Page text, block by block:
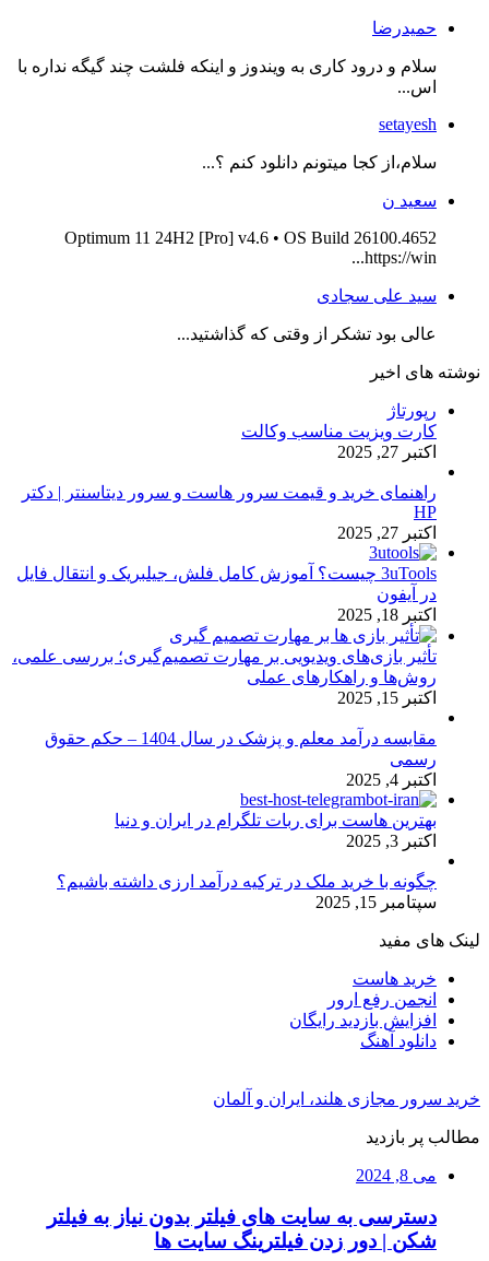
حمیدرضا
سلام و درود کاری به ویندوز و اینکه فلشت چند گیگه نداره با
اس...
setayesh
سلام،از کجا میتونم دانلود کنم ؟...
سعید ن
Optimum 11 24H2 [Pro] v4.6 • OS Build 26100.4652
https://win...
سید علی سجادی
عالی بود تشکر از وقتی که گذاشتید...
نوشته های اخیر
رپورتاژ
کارت ویزیت مناسب وکالت
اکتبر 27, 2025
راهنمای خرید و قیمت سرور هاست و سرور دیتاسنتر | دکتر
HP
اکتبر 27, 2025
3uTools چیست؟ آموزش کامل فلش، جیلبریک و انتقال فایل
در آیفون
اکتبر 18, 2025
تأثیر بازی‌های ویدیویی بر مهارت تصمیم‌گیری؛ بررسی علمی،
روش‌ها و راهکارهای عملی
اکتبر 15, 2025
مقایسه درآمد معلم و پزشک در سال 1404 – حکم حقوق
رسمی
اکتبر 4, 2025
بهترین هاست برای ربات تلگرام در ایران و دنیا
اکتبر 3, 2025
چگونه با خرید ملک در ترکیه درآمد ارزی داشته باشیم؟
سپتامبر 15, 2025
لینک های مفید
خرید هاست
انجمن رفع ارور
افزایش بازدید رایگان
دانلود آهنگ
خرید سرور مجازی هلند، ایران و آلمان
مطالب پر بازدید
می 8, 2024
دسترسی به سایت های فیلتر بدون نیاز به فیلتر
شکن | دور زدن فیلترینگ سایت ها